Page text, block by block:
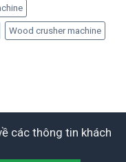
Wood crusher machine
các thông tin khách